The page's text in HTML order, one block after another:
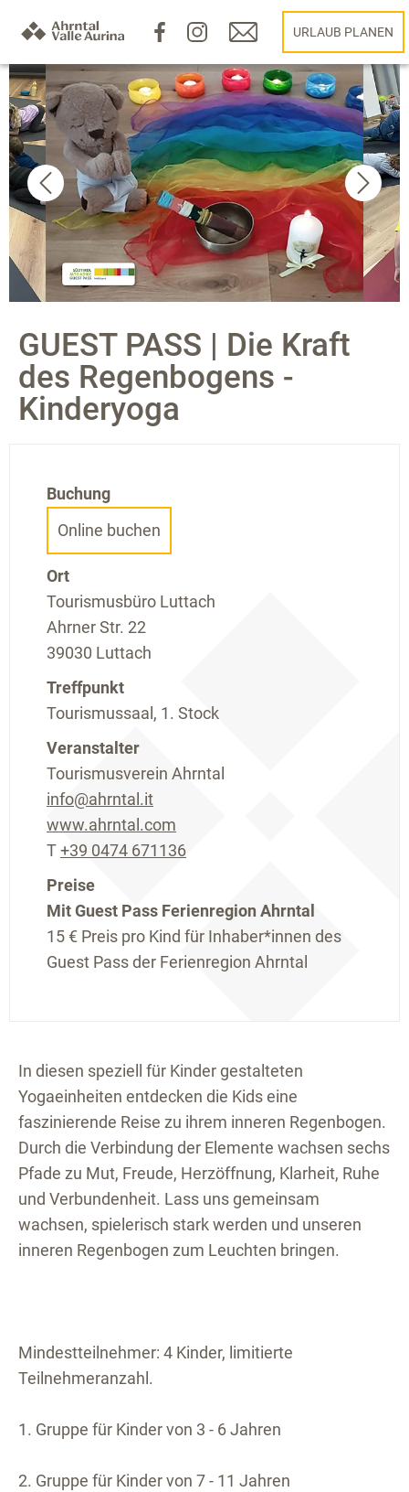
URLAUB PLANEN
GUEST PASS | Die Kraft
des Regenbogens -
Kinderyoga
In diesen speziell für Kinder gestalteten
Yogaeinheiten entdecken die Kids eine
faszinierende Reise zu ihrem inneren Regenbogen.
Durch die Verbindung der Elemente wachsen sechs
Pfade zu Mut, Freude, Herzöffnung, Klarheit, Ruhe
und Verbundenheit. Lass uns gemeinsam
wachsen, spielerisch stark werden und unseren
inneren Regenbogen zum Leuchten bringen.
Mindestteilnehmer: 4 Kinder, limitierte
Teilnehmeranzahl.
1. Gruppe für Kinder von 3 - 6 Jahren
2. Gruppe für Kinder von 7 - 11 Jahren
Buchung
Online buchen
Ort
Tourismusbüro Luttach
Ahrner Str. 22
39030 Luttach
Treffpunkt
Tourismussaal, 1. Stock
Veranstalter
Tourismusverein Ahrntal
info@ahrntal.it
www.ahrntal.com
T+39 0474 671136
Preise
Mit Guest Pass Ferienregion Ahrntal
15 € Preis pro Kind für Inhaber*innen des
Guest Pass der Ferienregion Ahrntal